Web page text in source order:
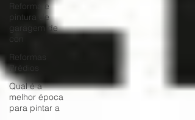
Reforma e
pintura de
garagem de
con
Reformas
Prédios
Qual é a
melhor época
para pintar a